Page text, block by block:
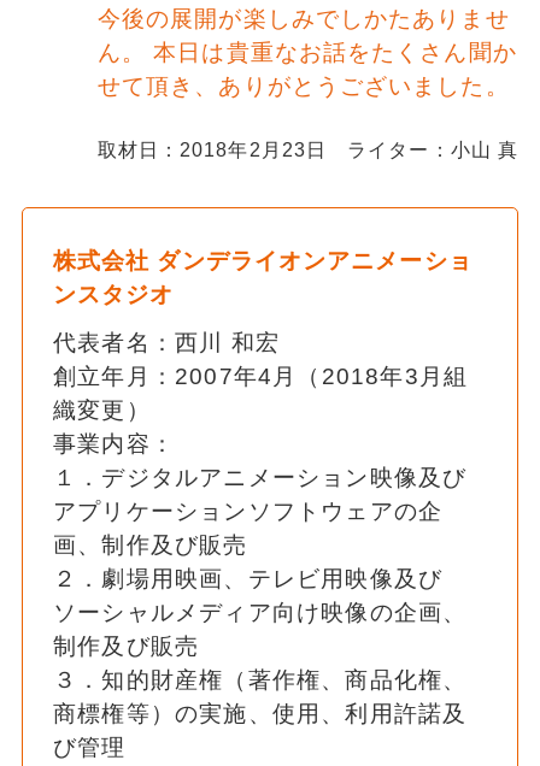
今後の展開が楽しみでしかたありませ
ん。 本日は貴重なお話をたくさん聞か
せて頂き、ありがとうございました。
取材日：2018年2月23日 ライター：小山 真
株式会社 ダンデライオンアニメーショ
ンスタジオ
代表者名：西川 和宏
創立年月：2007年4月（2018年3月組
織変更）
事業内容：
１．デジタルアニメーション映像及び
アプリケーションソフトウェアの企
画、制作及び販売
２．劇場用映画、テレビ用映像及び
ソーシャルメディア向け映像の企画、
制作及び販売
３．知的財産権（著作権、商品化権、
商標権等）の実施、使用、利用許諾及
び管理